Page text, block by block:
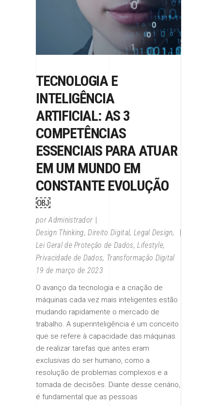
TECNOLOGIA E
INTELIGÊNCIA
ARTIFICIAL: AS 3
COMPETÊNCIAS
ESSENCIAIS PARA ATUAR
EM UM MUNDO EM
CONSTANTE EVOLUÇÃO
￼
porAdministrador
Design Thinking,Direito Digital, Legal Design,
Lei Geral de Proteção de Dados,Lifestyle,
Privacidade de Dados, Transformação Digital
19 de março de 2023
O avanço da tecnologia e a criação de
máquinas cada vez mais inteligentes estão
mudando rapidamente o mercado de
trabalho. A superinteligência é um conceito
que se refere à capacidade das máquinas
de realizar tarefas que antes eram
exclusivas do ser humano, como a
resolução de problemas complexos e a
tomada de decisões. Diante desse cenário,
é fundamental que as pessoas